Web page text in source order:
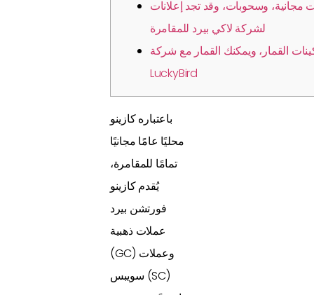
مجانية، وسحوبات، وقد تجد إعلانات
لشركة لاكي بيرد للمقامرة
القمار، ويمكنك القمار مع شركة
LuckyBird
باعتباره كازينو
محليًا عامًا مجانيًا
تمامًا للمقامرة،
يُقدم كازينو
فورتشن بيرد
عملات ذهبية
(GC) وعملات
سويبس (SC)